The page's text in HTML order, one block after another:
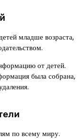
младше возраста,
от детей.
была собрана,
по всему миру.